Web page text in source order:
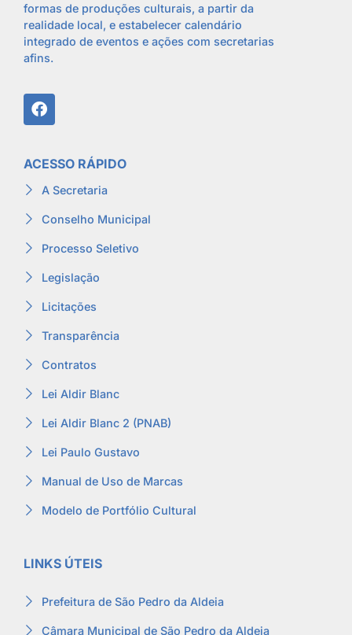
formas de produções culturais, a partir da
realidade local, e estabelecer calendário
integrado de eventos e ações com secretarias
afins.
ACESSO RÁPIDO
A Secretaria
Conselho Municipal
Processo Seletivo
Legislação
Licitações
Transparência
Contratos
Lei Aldir Blanc
Lei Aldir Blanc 2 (PNAB)
Lei Paulo Gustavo
Manual de Uso de Marcas
Modelo de Portfólio Cultural
LINKS ÚTEIS
Prefeitura de São Pedro da Aldeia
Câmara Municipal de São Pedro da Aldeia